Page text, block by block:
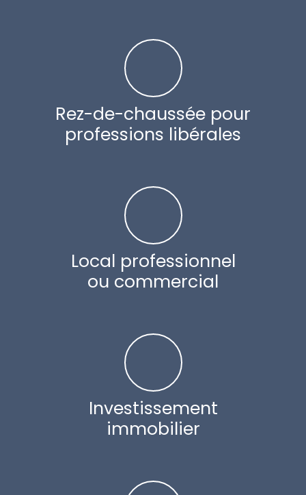
Rez-de-chaussée pour
professions libérales
Local professionnel
ou commercial
Investissement
immobilier